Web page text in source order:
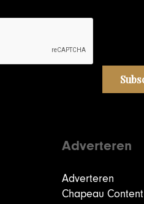
Adverteren
Adverteren
Chapeau Content